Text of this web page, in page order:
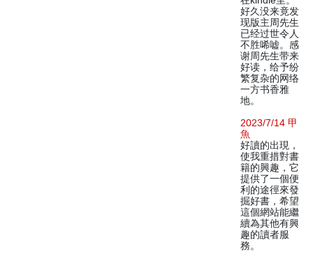
好久没来竟发
现版主周先生
已经过世令人
不胜唏嘘。感
谢周先生带来
好读，给予纷
繁复杂的网络
一方书香雅
地。
2023/7/14 甲
魚
好讀的出現，
使我重措對書
籍的興趣，它
提供了一個便
利的途徑來發
掘好書，希望
這個網站能繼
續為其他有興
趣的讀者服
務。